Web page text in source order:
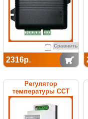
Сравнить
2316р.
Регулятор
температуры ССТ
РТ-330 электронный